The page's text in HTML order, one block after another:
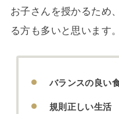
お子さんを授かるため
る方も多いと思います。
バランスの良い
規則正しい生活